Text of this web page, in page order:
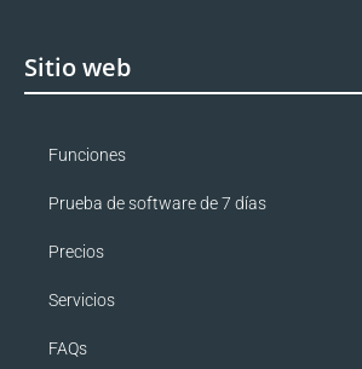
Sitio web
Funciones
Prueba de software de 7 días
Precios
Servicios
FAQs